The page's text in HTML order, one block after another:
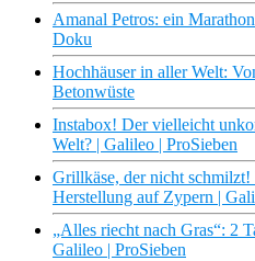
Amanal Petros: ein
Doku
Hochhäuser in aller Welt:
Betonwüste
Instabox! Der vielleicht
Welt? | Galileo | ProSieben
Grillkäse, der nicht
Herstellung auf Zypern |
„Alles riecht nach Gras“: 2
Galileo | ProSieben